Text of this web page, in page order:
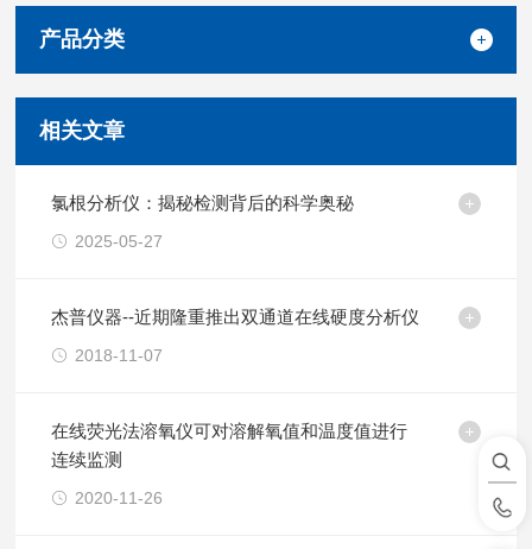
产品分类
相关文章
氯根分析仪：揭秘检测背后的科学奥秘
2025-05-27
杰普仪器--近期隆重推出双通道在线硬度分析仪
2018-11-07
在线荧光法溶氧仪可对溶解氧值和温度值进行
连续监测
2020-11-26